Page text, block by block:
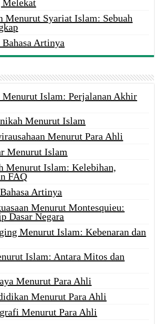
Melekat
Menurut Syariat Islam: Sebuah
Artinya
Menurut Islam: Perjalanan Akhir
Menurut Islam
Menurut Para Ahli
Menurut Islam
Menurut Islam: Kelebihan,
FAQ
Artinya
Menurut Montesquieu:
Dasar Negara
Menurut Islam: Kebenaran dan
Islam: Antara Mitos dan
Menurut Para Ahli
Menurut Para Ahli
Menurut Para Ahli